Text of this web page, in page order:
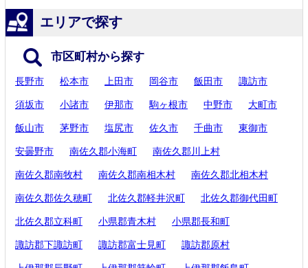
エリアで探す
市区町村から探す
長野市 松本市 上田市 岡谷市 飯田市 諏訪市
須坂市 小諸市 伊那市 駒ヶ根市 中野市 大町市
飯山市 茅野市 塩尻市 佐久市 千曲市 東御市
安曇野市 南佐久郡小海町 南佐久郡川上村
南佐久郡南牧村 南佐久郡南相木村 南佐久郡北相木村
南佐久郡佐久穂町 北佐久郡軽井沢町 北佐久郡御代田町
北佐久郡立科町 小県郡青木村 小県郡長和町
諏訪郡下諏訪町 諏訪郡富士見町 諏訪郡原村